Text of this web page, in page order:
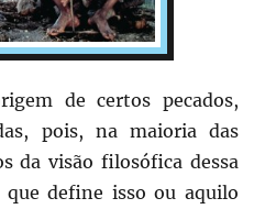
de certos pecados,
pois, na maioria das
da visão filosófica dessa
que define isso ou aquilo